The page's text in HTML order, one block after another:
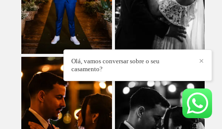
✕
Olá, vamos conversar sobre o seu
casamento?